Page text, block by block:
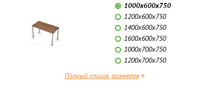
1000х600х750
1200х600х750
1400х600х750
1600х600х750
1000х700х750
1200х700х750
Полный список размеров»